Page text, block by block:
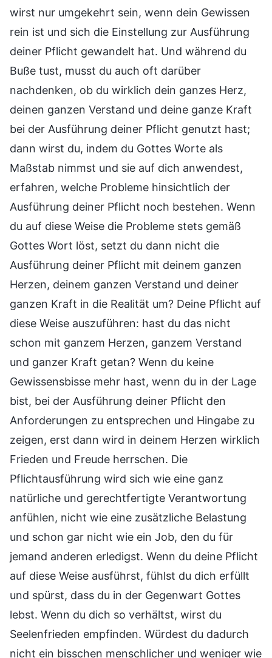
wirst nur umgekehrt sein, wenn dein Gewissen
rein ist und sich die Einstellung zur Ausführung
deiner Pflicht gewandelt hat. Und während du
Buße tust, musst du auch oft darüber
nachdenken, ob du wirklich dein ganzes Herz,
deinen ganzen Verstand und deine ganze Kraft
bei der Ausführung deiner Pflicht genutzt hast;
dann wirst du, indem du Gottes Worte als
Maßstab nimmst und sie auf dich anwendest,
erfahren, welche Probleme hinsichtlich der
Ausführung deiner Pflicht noch bestehen. Wenn
du auf diese Weise die Probleme stets gemäß
Gottes Wort löst, setzt du dann nicht die
Ausführung deiner Pflicht mit deinem ganzen
Herzen, deinem ganzen Verstand und deiner
ganzen Kraft in die Realität um? Deine Pflicht auf
diese Weise auszuführen: hast du das nicht
schon mit ganzem Herzen, ganzem Verstand
und ganzer Kraft getan? Wenn du keine
Gewissensbisse mehr hast, wenn du in der Lage
bist, bei der Ausführung deiner Pflicht den
Anforderungen zu entsprechen und Hingabe zu
zeigen, erst dann wird in deinem Herzen wirklich
Frieden und Freude herrschen. Die
Pflichtausführung wird sich wie eine ganz
natürliche und gerechtfertigte Verantwortung
anfühlen, nicht wie eine zusätzliche Belastung
und schon gar nicht wie ein Job, den du für
jemand anderen erledigst. Wenn du deine Pflicht
auf diese Weise ausführst, fühlst du dich erfüllt
und spürst, dass du in der Gegenwart Gottes
lebst. Wenn du dich so verhältst, wirst du
Seelenfrieden empfinden. Würdest du dadurch
nicht ein bisschen menschlicher und weniger wie